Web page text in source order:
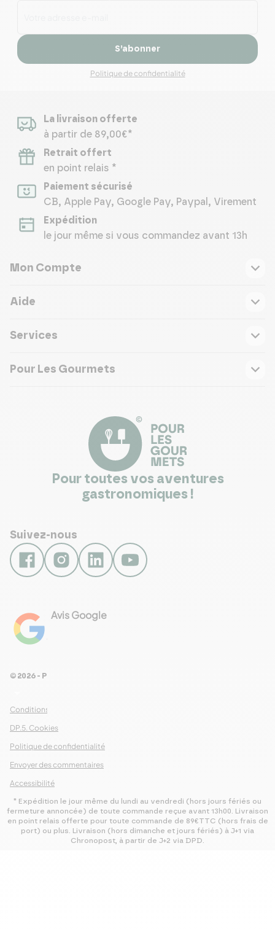
S’abonner
Politique de confidentialité
La livraison offerte
à partir de 89,00€*
Retrait offert
en point relais *
Paiement sécurisé
CB, Apple Pay, Google Pay, Paypal, Virement
Expédition
le jour même si vous commandez avant 13h
Mon Compte
Aide
Services
Pour Les Gourmets
Pour toutes vos aventures
gastronomiques !
Suivez-nous
Avis Google
Conditions Générales de Ventes
DP.5. Cookies
Politique de confidentialité
Envoyer des commentaires
Accessibilité
© 2026 - Pour Les Gourmets
* Expédition le jour même du lundi au vendredi (hors jours fériés ou
fermeture annoncée) de toute commande reçue avant 13h00. Livraison
en point relais offerte pour toute commande de 89€TTC (hors frais de
port) ou plus. Livraison (hors dimanche et jours fériés) à J+1 via
Chronopost, à partir de J+2 via DPD.